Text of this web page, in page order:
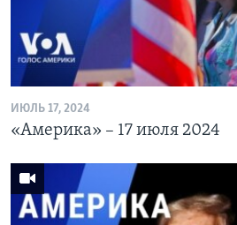
ИЮЛЬ 17, 2024
«Америка» – 17 июля 2024